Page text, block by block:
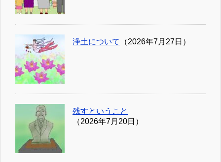
浄土について （2026年7月27日）
残すということ
（2026年7月20日）